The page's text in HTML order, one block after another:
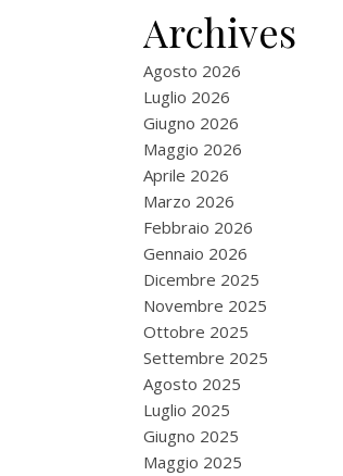
Archives
Agosto 2026
Luglio 2026
Giugno 2026
Maggio 2026
Aprile 2026
Marzo 2026
Febbraio 2026
Gennaio 2026
Dicembre 2025
Novembre 2025
Ottobre 2025
Settembre 2025
Agosto 2025
Luglio 2025
Giugno 2025
Maggio 2025